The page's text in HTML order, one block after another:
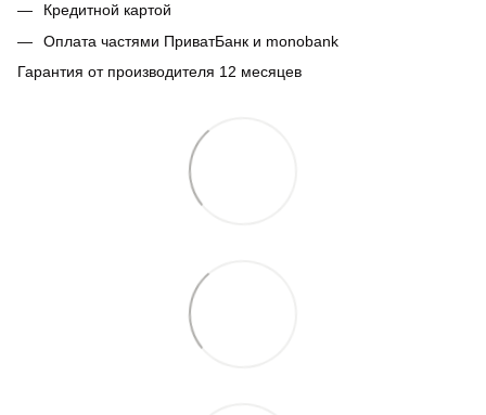
Кредитной картой
Оплата частями ПриватБанк и monobank
Гарантия от производителя 12 месяцев